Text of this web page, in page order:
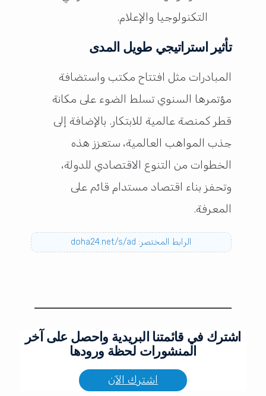
التكنولوجيا والإعلام.
تأثير استراتيجي طويل المدى
المبادرات مثل افتتاح مكتب واستضافة
مؤتمرها السنوي تسلط الضوء على مكانة
قطر كمنصة عالمية للابتكار. بالإضافة إلى
جذب المواهب العالمية، ستعزز هذه
الخطوات من التنوع الاقتصادي للدولة،
وتحفز بناء اقتصاد مستدام قائم على
المعرفة.
الرابط المختصر: doha24.net/s/ad
اشترك في قائمتنا البريدية واحصل على آخر
المنشورات لحظة ورودها
اشترك الآن